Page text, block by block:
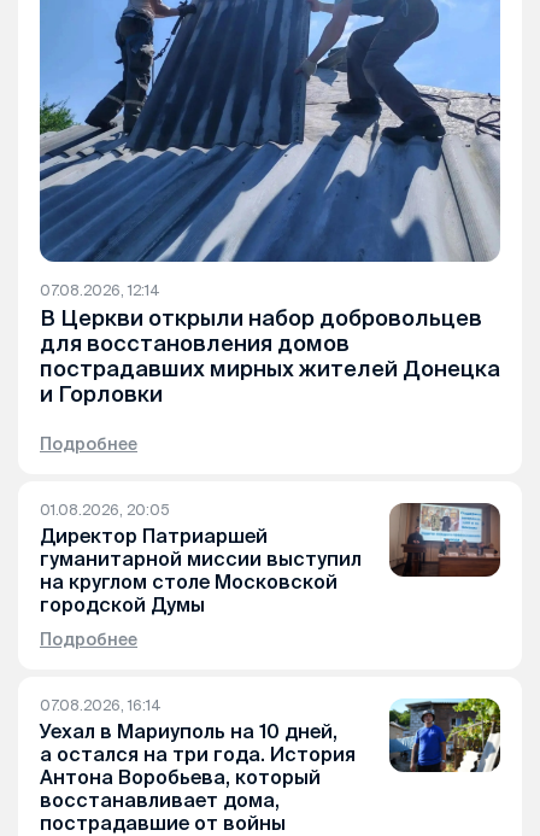
07.08.2026, 12:14
В Церкви открыли набор добровольцев
для восстановления домов
пострадавших мирных жителей Донецка
и Горловки
Подробнее
01.08.2026, 20:05
Директор Патриаршей
гуманитарной миссии выступил
на круглом столе Московской
городской Думы
Подробнее
07.08.2026, 16:14
Уехал в Мариуполь на 10 дней,
а остался на три года. История
Антона Воробьева, который
восстанавливает дома,
пострадавшие от войны